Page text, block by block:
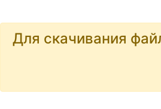
Для скачивания